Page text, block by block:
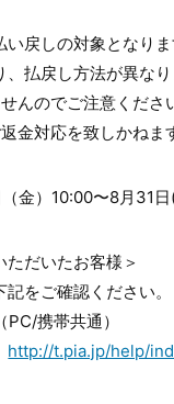
戻しの対象となりま
払戻し方法が異なり
んのでご注意くださ
金対応を致しかねま
金）10:00〜8月31
ただいたお客様＞
をご確認ください。
（PC/携帯共通）
http://t.pia.jp/help/